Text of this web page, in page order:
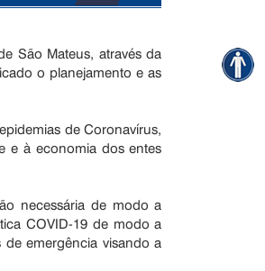
São Mateus, através da
o planejamento e as
de Coronavírus,
e à economia dos entes
necessária de modo a
COVID-19 de modo a
emergência visando a